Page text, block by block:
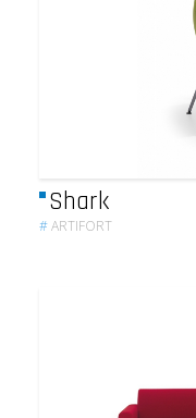
Shark
#ARTIFORT